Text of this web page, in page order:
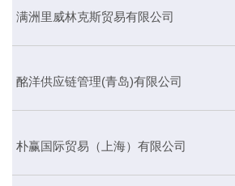
满洲里威林克斯贸易有限公司
酩洋供应链管理(青岛)有限公司
朴赢国际贸易（上海）有限公司